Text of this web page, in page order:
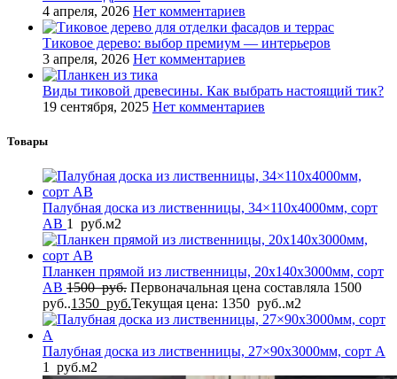
4 апреля, 2026 Нет комментариев
Тиковое дерево: выбор премиум — интерьеров
3 апреля, 2026 Нет комментариев
Виды тиковой древесины. Как выбрать настоящий тик?
19 сентября, 2025 Нет комментариев
Товары
Палубная доска из лиственницы, 34×110x4000мм, сорт
AB 1 руб.м2
Планкен прямой из лиственницы, 20x140x3000мм, сорт
AB 1500руб. Первоначальная цена составляла 1500
руб..1350 руб.Текущая цена: 1350 руб..м2
Палубная доска из лиственницы, 27×90x3000мм, сорт A
1
руб.м2